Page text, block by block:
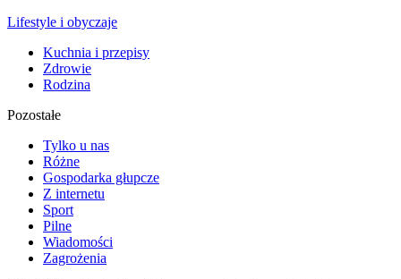
Lifestyle i obyczaje
Kuchnia i przepisy
Zdrowie
Rodzina
Pozostałe
Tylko u nas
Różne
Gospodarka głupcze
Z internetu
Sport
Pilne
Wiadomości
Zagrożenia